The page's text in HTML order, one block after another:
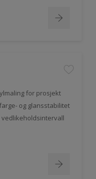
for prosjekt
og glansstabilitet
vedlikeholdsintervall